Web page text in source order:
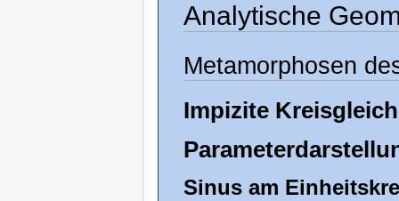
Analytische
Metamorphosen
Impizite
Sinus am